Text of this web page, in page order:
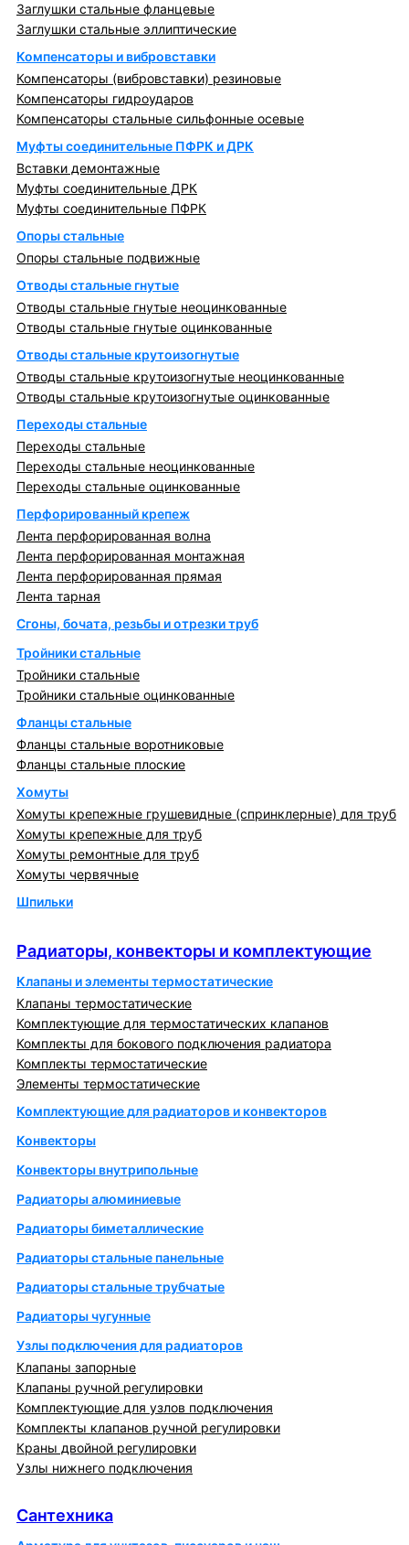
Заглушки стальные фланцевые
Заглушки стальные эллиптические
Компенсаторы и вибровставки
Компенсаторы (вибровставки) резиновые
Компенсаторы гидроударов
Компенсаторы стальные сильфонные осевые
Муфты соединительные ПФРК и ДРК
Вставки демонтажные
Муфты соединительные ДРК
Муфты соединительные ПФРК
Опоры стальные
Опоры стальные подвижные
Отводы стальные гнутые
Отводы стальные гнутые неоцинкованные
Отводы стальные гнутые оцинкованные
Отводы стальные крутоизогнутые
Отводы стальные крутоизогнутые неоцинкованные
Отводы стальные крутоизогнутые оцинкованные
Переходы стальные
Переходы стальные
Переходы стальные неоцинкованные
Переходы стальные оцинкованные
Перфорированный крепеж
Лента перфорированная волна
Лента перфорированная монтажная
Лента перфорированная прямая
Лента тарная
Сгоны, бочата, резьбы и отрезки труб
Тройники стальные
Тройники стальные
Тройники стальные оцинкованные
Фланцы стальные
Фланцы стальные воротниковые
Фланцы стальные плоские
Хомуты
Хомуты крепежные грушевидные (спринклерные) для труб
Хомуты крепежные для труб
Хомуты ремонтные для труб
Хомуты червячные
Шпильки
Радиаторы, конвекторы и комплектующие
Клапаны и элементы термостатические
Клапаны термостатические
Комплектующие для термостатических клапанов
Комплекты для бокового подключения радиатора
Комплекты термостатические
Элементы термостатические
Комплектующие для радиаторов и конвекторов
Конвекторы
Конвекторы внутрипольные
Радиаторы алюминиевые
Радиаторы биметаллические
Радиаторы стальные панельные
Радиаторы стальные трубчатые
Радиаторы чугунные
Узлы подключения для радиаторов
Клапаны запорные
Клапаны ручной регулировки
Комплектующие для узлов подключения
Комплекты клапанов ручной регулировки
Краны двойной регулировки
Узлы нижнего подключения
Сантехника